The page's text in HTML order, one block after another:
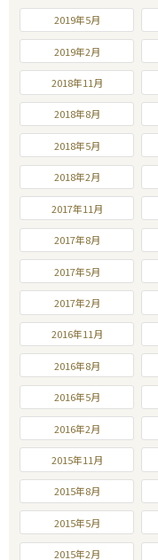
2019年5月
2019年2月
2018年11月
2018年8月
2018年5月
2018年2月
2017年11月
2017年8月
2017年5月
2017年2月
2016年11月
2016年8月
2016年5月
2016年2月
2015年11月
2015年8月
2015年5月
2015年2月